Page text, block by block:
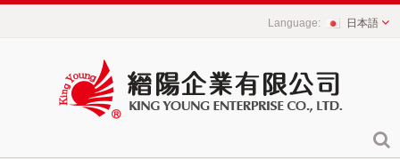
日本語